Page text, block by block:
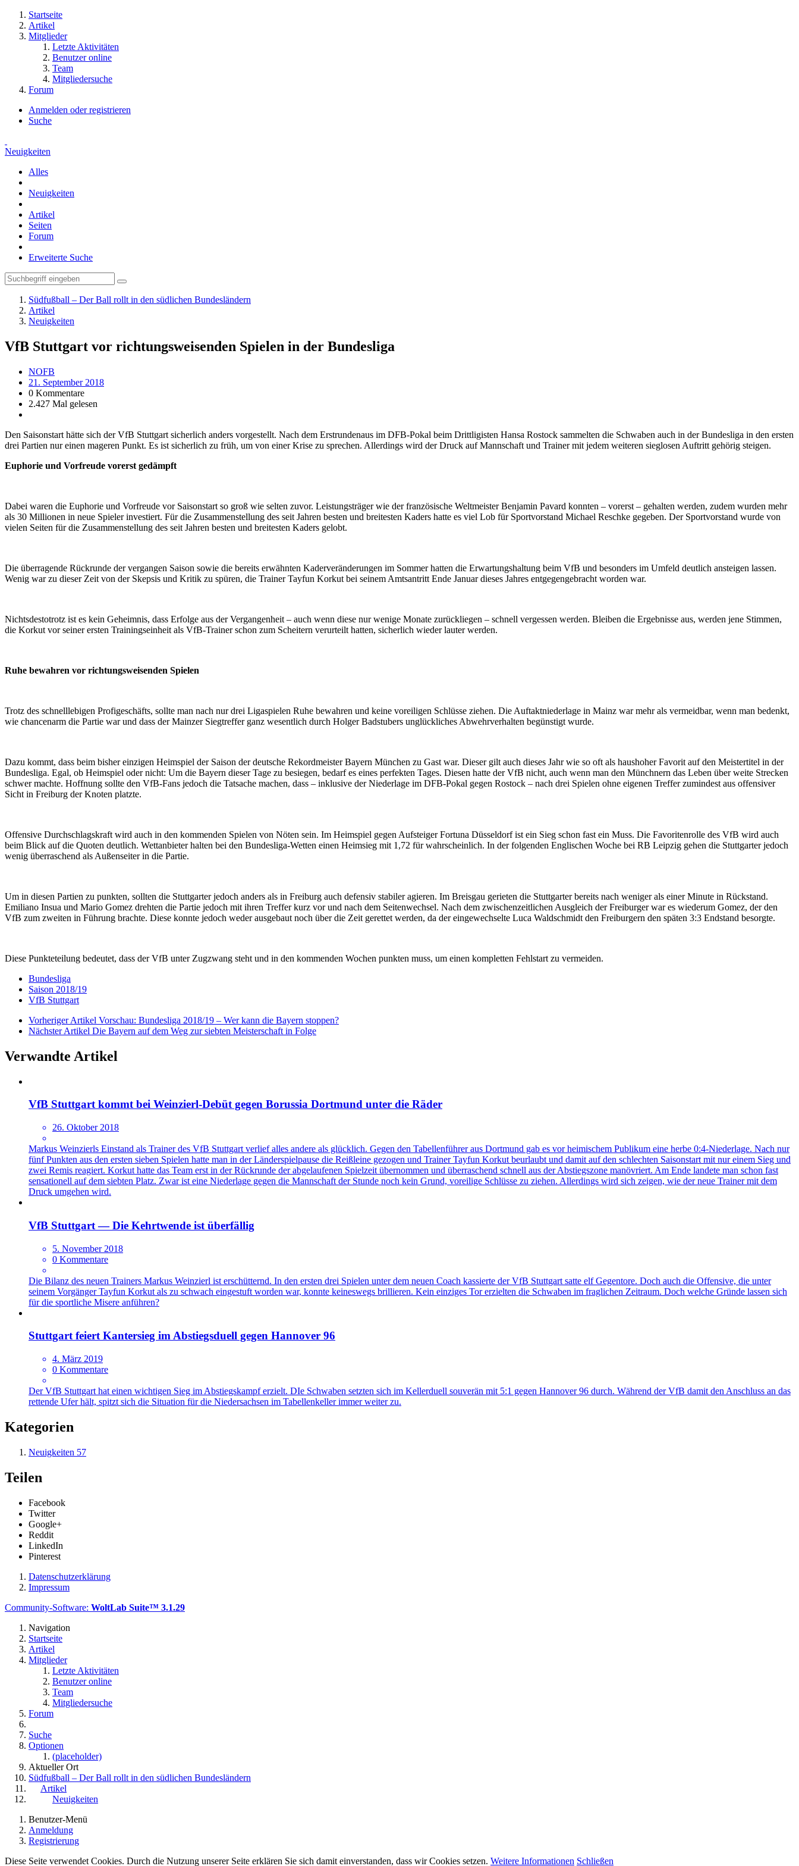
Startseite
Artikel
Mitglieder
Letzte Aktivitäten
Benutzer online
Team
Mitgliedersuche
Forum
Anmelden oder registrieren
Suche
Neuigkeiten
Alles
Neuigkeiten
Artikel
Seiten
Forum
Erweiterte Suche
Südfußball – Der Ball rollt in den südlichen Bundesländern
Artikel
Neuigkeiten
VfB Stuttgart vor richtungsweisenden Spielen in der Bundesliga
NOFB
21. September 2018
0 Kommentare
2.427 Mal gelesen
Den Saisonstart hätte sich der VfB Stuttgart sicherlich anders vorgestellt. Nach dem Erstrundenaus im DFB-Pokal beim Drittligisten Hansa Rostock sammelten die Schwaben auch in der Bundesliga in den ersten
drei Partien nur einen mageren Punkt. Es ist sicherlich zu früh, um von einer Krise zu sprechen. Allerdings wird der Druck auf Mannschaft und Trainer mit jedem weiteren sieglosen Auftritt gehörig steigen.
Euphorie und Vorfreude vorerst gedämpft
Dabei waren die Euphorie und Vorfreude vor Saisonstart so groß wie selten zuvor. Leistungsträger wie der französische Weltmeister Benjamin Pavard konnten – vorerst – gehalten werden, zudem wurden mehr
als 30 Millionen in neue Spieler investiert. Für die Zusammenstellung des seit Jahren besten und breitesten Kaders hatte es viel Lob für Sportvorstand Michael Reschke gegeben. Der Sportvorstand wurde von
vielen Seiten für die Zusammenstellung des seit Jahren besten und breitesten Kaders gelobt.
Die überragende Rückrunde der vergangen Saison sowie die bereits erwähnten Kaderveränderungen im Sommer hatten die Erwartungshaltung beim VfB und besonders im Umfeld deutlich ansteigen lassen.
Wenig war zu dieser Zeit von der Skepsis und Kritik zu spüren, die Trainer Tayfun Korkut bei seinem Amtsantritt Ende Januar dieses Jahres entgegengebracht worden war.
Nichtsdestotrotz ist es kein Geheimnis, dass Erfolge aus der Vergangenheit – auch wenn diese nur wenige Monate zurückliegen – schnell vergessen werden. Bleiben die Ergebnisse aus, werden jene Stimmen,
die Korkut vor seiner ersten Trainingseinheit als VfB-Trainer schon zum Scheitern verurteilt hatten, sicherlich wieder lauter werden.
Ruhe bewahren vor richtungsweisenden Spielen
Trotz des schnelllebigen Profigeschäfts, sollte man nach nur drei Ligaspielen Ruhe bewahren und keine voreiligen Schlüsse ziehen. Die Auftaktniederlage in Mainz war mehr als vermeidbar, wenn man bedenkt,
wie chancenarm die Partie war und dass der Mainzer Siegtreffer ganz wesentlich durch Holger Badstubers unglückliches Abwehrverhalten begünstigt wurde.
Dazu kommt, dass beim bisher einzigen Heimspiel der Saison der deutsche Rekordmeister Bayern München zu Gast war. Dieser gilt auch dieses Jahr wie so oft als haushoher Favorit auf den Meistertitel in der
Bundesliga. Egal, ob Heimspiel oder nicht: Um die Bayern dieser Tage zu besiegen, bedarf es eines perfekten Tages. Diesen hatte der VfB nicht, auch wenn man den Münchnern das Leben über weite Strecken
schwer machte. Hoffnung sollte den VfB-Fans jedoch die Tatsache machen, dass – inklusive der Niederlage im DFB-Pokal gegen Rostock – nach drei Spielen ohne eigenen Treffer zumindest aus offensiver
Sicht in Freiburg der Knoten platzte.
Offensive Durchschlagskraft wird auch in den kommenden Spielen von Nöten sein. Im Heimspiel gegen Aufsteiger Fortuna Düsseldorf ist ein Sieg schon fast ein Muss. Die Favoritenrolle des VfB wird auch
beim Blick auf die Quoten deutlich. Wettanbieter halten bei den Bundesliga-Wetten einen Heimsieg mit 1,72 für wahrscheinlich. In der folgenden Englischen Woche bei RB Leipzig gehen die Stuttgarter jedoch
wenig überraschend als Außenseiter in die Partie.
Um in diesen Partien zu punkten, sollten die Stuttgarter jedoch anders als in Freiburg auch defensiv stabiler agieren. Im Breisgau gerieten die Stuttgarter bereits nach weniger als einer Minute in Rückstand.
Emiliano Insua und Mario Gomez drehten die Partie jedoch mit ihren Treffer kurz vor und nach dem Seitenwechsel. Nach dem zwischenzeitlichen Ausgleich der Freiburger war es wiederum Gomez, der den
VfB zum zweiten in Führung brachte. Diese konnte jedoch weder ausgebaut noch über die Zeit gerettet werden, da der eingewechselte Luca Waldschmidt den Freiburgern den späten 3:3 Endstand besorgte.
Diese Punkteteilung bedeutet, dass der VfB unter Zugzwang steht und in den kommenden Wochen punkten muss, um einen kompletten Fehlstart zu vermeiden.
Bundesliga
Saison 2018/19
VfB Stuttgart
Vorheriger Artikel Vorschau: Bundesliga 2018/19 – Wer kann die Bayern stoppen?
Nächster Artikel Die Bayern auf dem Weg zur siebten Meisterschaft in Folge
Verwandte Artikel
VfB Stuttgart kommt bei Weinzierl-Debüt gegen Borussia Dortmund unter die Räder
26. Oktober 2018
Markus Weinzierls Einstand als Trainer des VfB Stuttgart verlief alles andere als glücklich. Gegen den Tabellenführer aus Dortmund gab es vor heimischem Publikum eine herbe 0:4-Niederlage. Nach nur
fünf Punkten aus den ersten sieben Spielen hatte man in der Länderspielpause die Reißleine gezogen und Trainer Tayfun Korkut beurlaubt und damit auf den schlechten Saisonstart mit nur einem Sieg und
zwei Remis reagiert. Korkut hatte das Team erst in der Rückrunde der abgelaufenen Spielzeit übernommen und überraschend schnell aus der Abstiegszone manövriert. Am Ende landete man schon fast
sensationell auf dem siebten Platz. Zwar ist eine Niederlage gegen die Mannschaft der Stunde noch kein Grund, voreilige Schlüsse zu ziehen. Allerdings wird sich zeigen, wie der neue Trainer mit dem
Druck umgehen wird.
VfB Stuttgart — Die Kehrtwende ist überfällig
5. November 2018
0 Kommentare
Die Bilanz des neuen Trainers Markus Weinzierl ist erschütternd. In den ersten drei Spielen unter dem neuen Coach kassierte der VfB Stuttgart satte elf Gegentore. Doch auch die Offensive, die unter
seinem Vorgänger Tayfun Korkut als zu schwach eingestuft worden war, konnte keineswegs brillieren. Kein einziges Tor erzielten die Schwaben im fraglichen Zeitraum. Doch welche Gründe lassen sich
für die sportliche Misere anführen?
Stuttgart feiert Kantersieg im Abstiegsduell gegen Hannover 96
4. März 2019
0 Kommentare
Der VfB Stuttgart hat einen wichtigen Sieg im Abstiegskampf erzielt. DIe Schwaben setzten sich im Kellerduell souverän mit 5:1 gegen Hannover 96 durch. Während der VfB damit den Anschluss an das
rettende Ufer hält, spitzt sich die Situation für die Niedersachsen im Tabellenkeller immer weiter zu.
Kategorien
Neuigkeiten 57
Teilen
Facebook
Twitter
Google+
Reddit
LinkedIn
Pinterest
Datenschutzerklärung
Impressum
Community-Software: WoltLab Suite™ 3.1.29
Navigation
Startseite
Artikel
Mitglieder
Letzte Aktivitäten
Benutzer online
Team
Mitgliedersuche
Forum
Suche
Optionen
(placeholder)
Aktueller Ort
Südfußball – Der Ball rollt in den südlichen Bundesländern
Artikel
Neuigkeiten
Benutzer-Menü
Anmeldung
Registrierung
Diese Seite verwendet Cookies. Durch die Nutzung unserer Seite erklären Sie sich damit einverstanden, dass wir Cookies setzen. Weitere Informationen Schließen